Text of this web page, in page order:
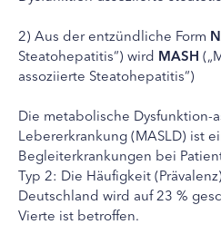
2) Aus der entzündliche Form
Steatohepatitis“) wird MASH
assoziierte Steatohepatitis“)
Die metabolische Dysfunktion-
Lebererkrankung (MASLD) ist
Begleiterkrankungen bei
Typ 2: Die Häufigkeit
Deutschland wird auf 23 %
Vierte ist betroffen.